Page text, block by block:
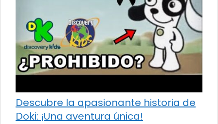
Descubre la apasionante historia de
Doki: ¡Una aventura única!